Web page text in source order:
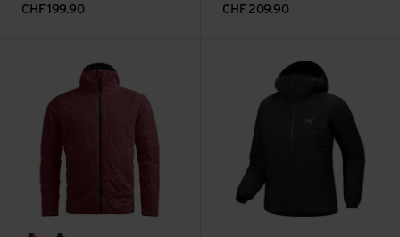
CHF 199.90 CHF 209.90